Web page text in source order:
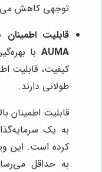
توجهی کاهش
قابلیت
AUMA با
کیفیت، قابلیت
طولانی دارند.
قابلیت اطمینان
به یک
کرده است. این
به حداقل